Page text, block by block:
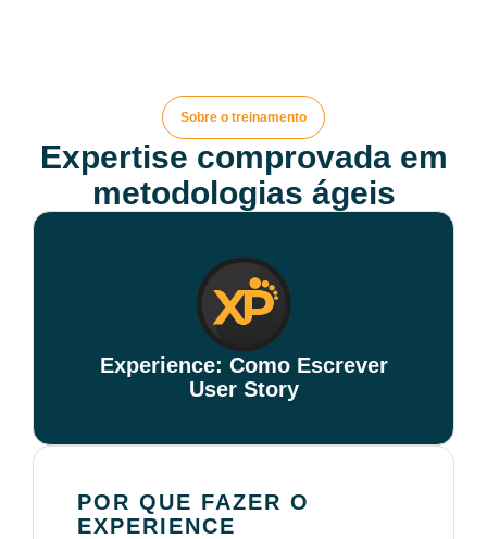
Sobre o treinamento
Expertise comprovada em
metodologias ágeis
Experience: Como Escrever
User Story
POR QUE FAZER O
EXPERIENCE